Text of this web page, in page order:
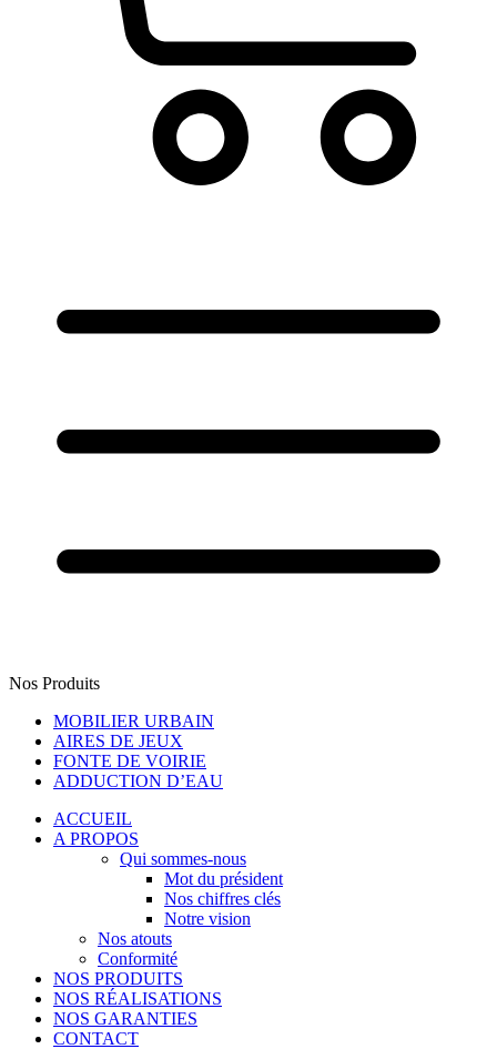
Nos Produits
MOBILIER URBAIN
AIRES DE JEUX
FONTE DE VOIRIE
ADDUCTION D’EAU
ACCUEIL
A PROPOS
Qui sommes-nous
Mot du président
Nos chiffres clés
Notre vision
Nos atouts
Conformité
NOS PRODUITS
NOS RÉALISATIONS
NOS GARANTIES
CONTACT